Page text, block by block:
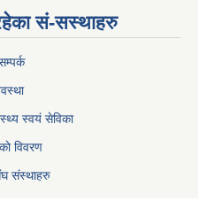
सं-सस्थाहरु
स्वयं सेविका
विवरण
संस्थाहरु